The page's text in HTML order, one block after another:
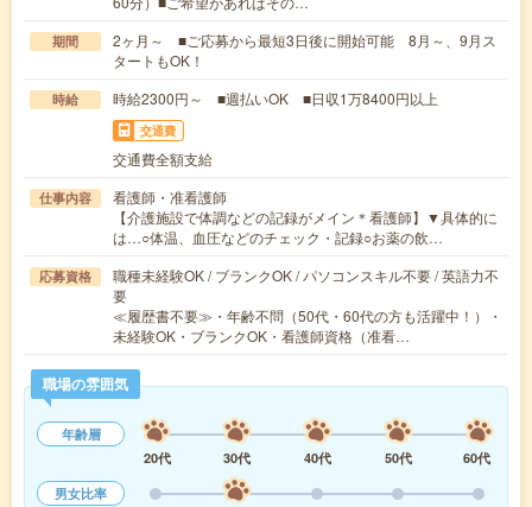
期間
2ヶ月～ ■ご応募から最短3日後に開始可能 8月～、9月ス
タートもOK！
時給 時給2300円～ ■週払いOK ■日収1万8400円以上
交通費
交通費全額支給
仕事内容
看護師・准看護師
【介護施設で体調などの記録がメイン＊看護師】▼具体的に
は…○体温、血圧などのチェック・記録○お薬の飲…
応募資格
職種未経験OK / ブランクOK / パソコンスキル不要 / 英語力不
要
≪履歴書不要≫・年齢不問（50代・60代の方も活躍中！）・
未経験OK・ブランクOK・看護師資格（准看…
職場の雰囲気
年齢層
20代
30代 40代 50代
60代
男女比率